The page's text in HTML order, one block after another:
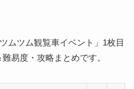
ムツム観覧車イベント」1枚目
易度・攻略まとめです。